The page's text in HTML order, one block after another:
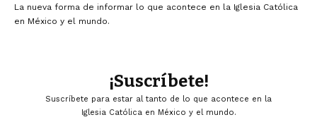
La nueva forma de informar lo que acontece en la Iglesia Católica
en México y el mundo.
¡Suscríbete!
Suscríbete para estar al tanto de lo que acontece en la
Iglesia Católica en México y el mundo.